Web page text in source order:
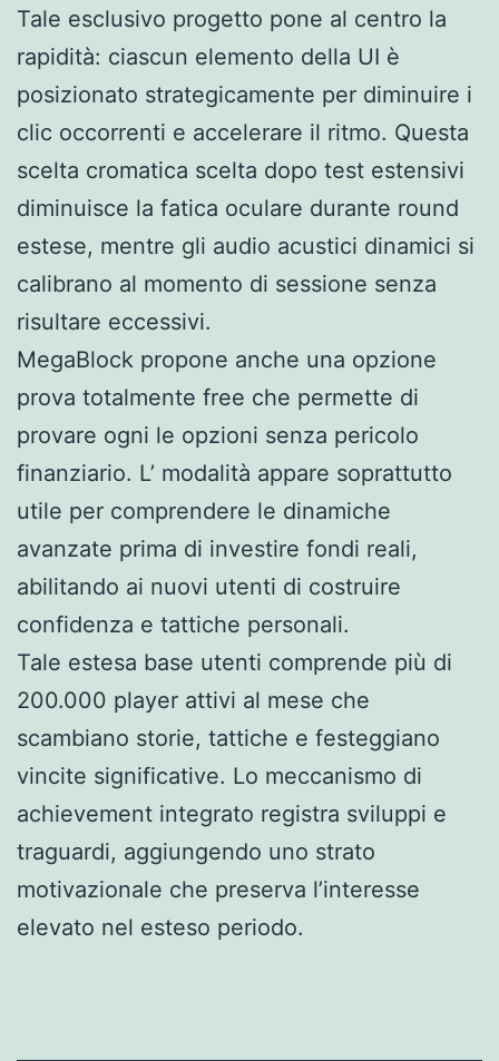
Tale esclusivo progetto pone al centro la
rapidità: ciascun elemento della UI è
posizionato strategicamente per diminuire i
clic occorrenti e accelerare il ritmo. Questa
scelta cromatica scelta dopo test estensivi
diminuisce la fatica oculare durante round
estese, mentre gli audio acustici dinamici si
calibrano al momento di sessione senza
risultare eccessivi.
MegaBlock propone anche una opzione
prova totalmente free che permette di
provare ogni le opzioni senza pericolo
finanziario. L’ modalità appare soprattutto
utile per comprendere le dinamiche
avanzate prima di investire fondi reali,
abilitando ai nuovi utenti di costruire
confidenza e tattiche personali.
Tale estesa base utenti comprende più di
200.000 player attivi al mese che
scambiano storie, tattiche e festeggiano
vincite significative. Lo meccanismo di
achievement integrato registra sviluppi e
traguardi, aggiungendo uno strato
motivazionale che preserva l’interesse
elevato nel esteso periodo.